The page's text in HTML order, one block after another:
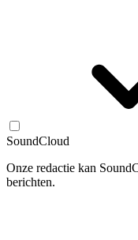
SoundCloud
Onze redactie kan
berichten.